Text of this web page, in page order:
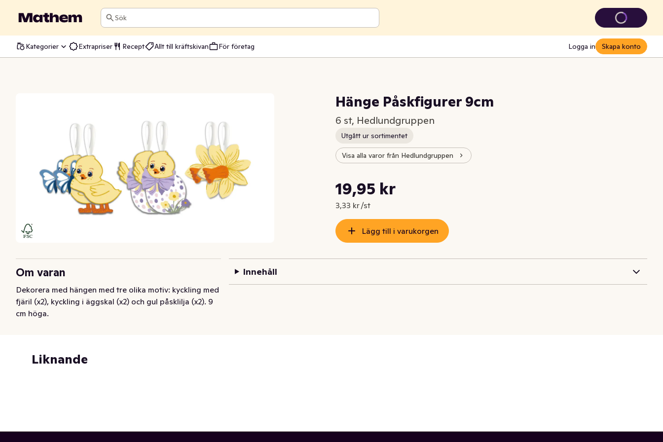
Sök
Kategorier Extrapriser Recept Allt till kräftskivan För företag Logga in Skapa konto
Hänge Påskfigurer 9cm
6 st, Hedlundgruppen
Utgått ur sortimentet
Visa alla varor från Hedlundgruppen
Nuvarande pris är: 19,95 kr
19,95 kr
3,33 kr /st
Styckpris: 3,33 kr /st
Lägg till i varukorgen
Om varan
Dekorera med hängen med tre olika motiv: kyckling med
fjäril (x2), kyckling i äggskal (x2) och gul påsklilja (x2). 9
cm höga.
Innehåll
Liknande